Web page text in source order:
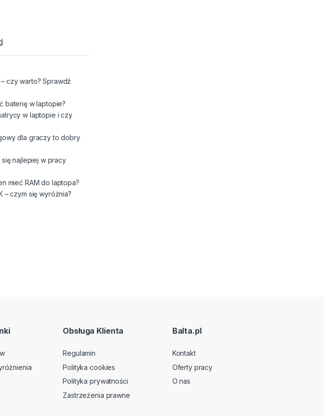
czy warto? Sprawdź
baterię w laptopie?
w laptopie i czy
dla graczy to dobry
najlepiej w pracy
mieć RAM do laptopa?
– czym się wyróżnia?
Obsługa Klienta
Regulamin
Polityka cookies
Polityka prywatności
Zastrzeżenia prawne
Balta.pl
Kontakt
Oferty pracy
O nas